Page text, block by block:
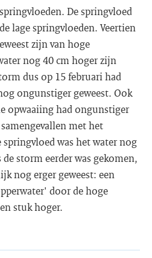
De springvloed
lage springvloeden. Veertien
zijn van hoge
nog 40 cm hoger zijn
dus op 15 februari had
ongunstiger geweest. Ook
opwaaiing had ongunstiger
met het
was het water nog
storm eerder was gekomen,
nog erger geweest: een
door de hoge
stuk hoger.